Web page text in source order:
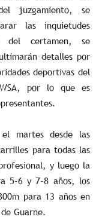
juzgamiento, se
las inquietudes
del certamen, se
detalles por
deportivas del
por lo que es
el martes desde las
para todas las
y luego la
5-6 y 7-8 años, los
para 13 años en
Guarne.